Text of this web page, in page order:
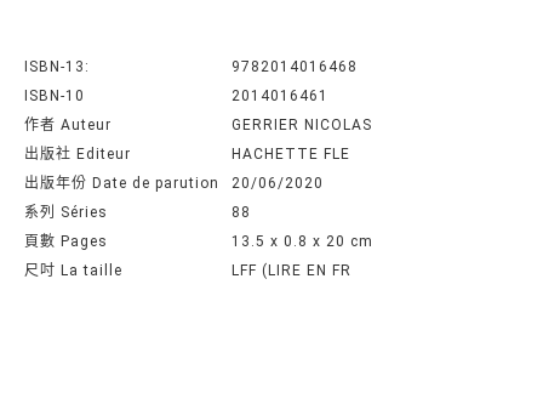
ISBN-13:
9782014016468
ISBN-10
2014016461
作者 Auteur
GERRIER NICOLAS
出版社 Editeur
HACHETTE FLE
出版年份 Date de parution
20/06/2020
系列 Séries
88
頁數 Pages
13.5 x 0.8 x 20 cm
尺吋 La taille
LFF (LIRE EN FR